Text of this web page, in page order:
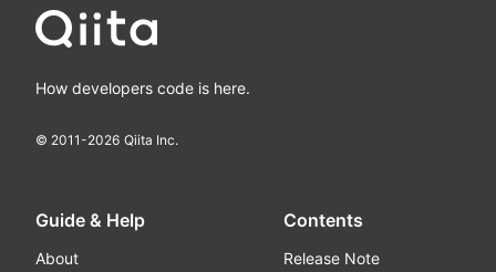
How developers code is here.
© 2011-2026 Qiita Inc.
Guide & Help
About
Contents
Release Note